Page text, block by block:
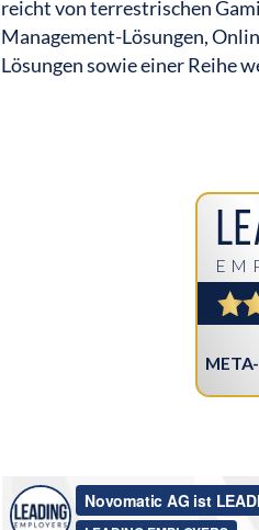
reicht von terrestrischen
Management-Lösungen,
Lösungen sowie einer Reihe